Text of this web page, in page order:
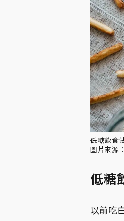
低糖飲食
圖片來源
低糖
以前吃